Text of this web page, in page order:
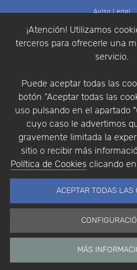
¡Atención! Utilizamos
terceros para ofrecerle una
servicio.
Puede aceptar todas las
botón “Aceptar todas las
uso pulsando en el apartado
cuyo caso le advertimos
gravemente limitada la
sitio o recibir más
Política de Cookies clicando
ACEPTAR TODAS LAS
MÁS
Aviso Legal
Política de
Condiciones de
Identificarse
Empresa|Aviso Legal|
Política de
© Copyright 1994 - 2026.
Científico, S.L.
Portugal.